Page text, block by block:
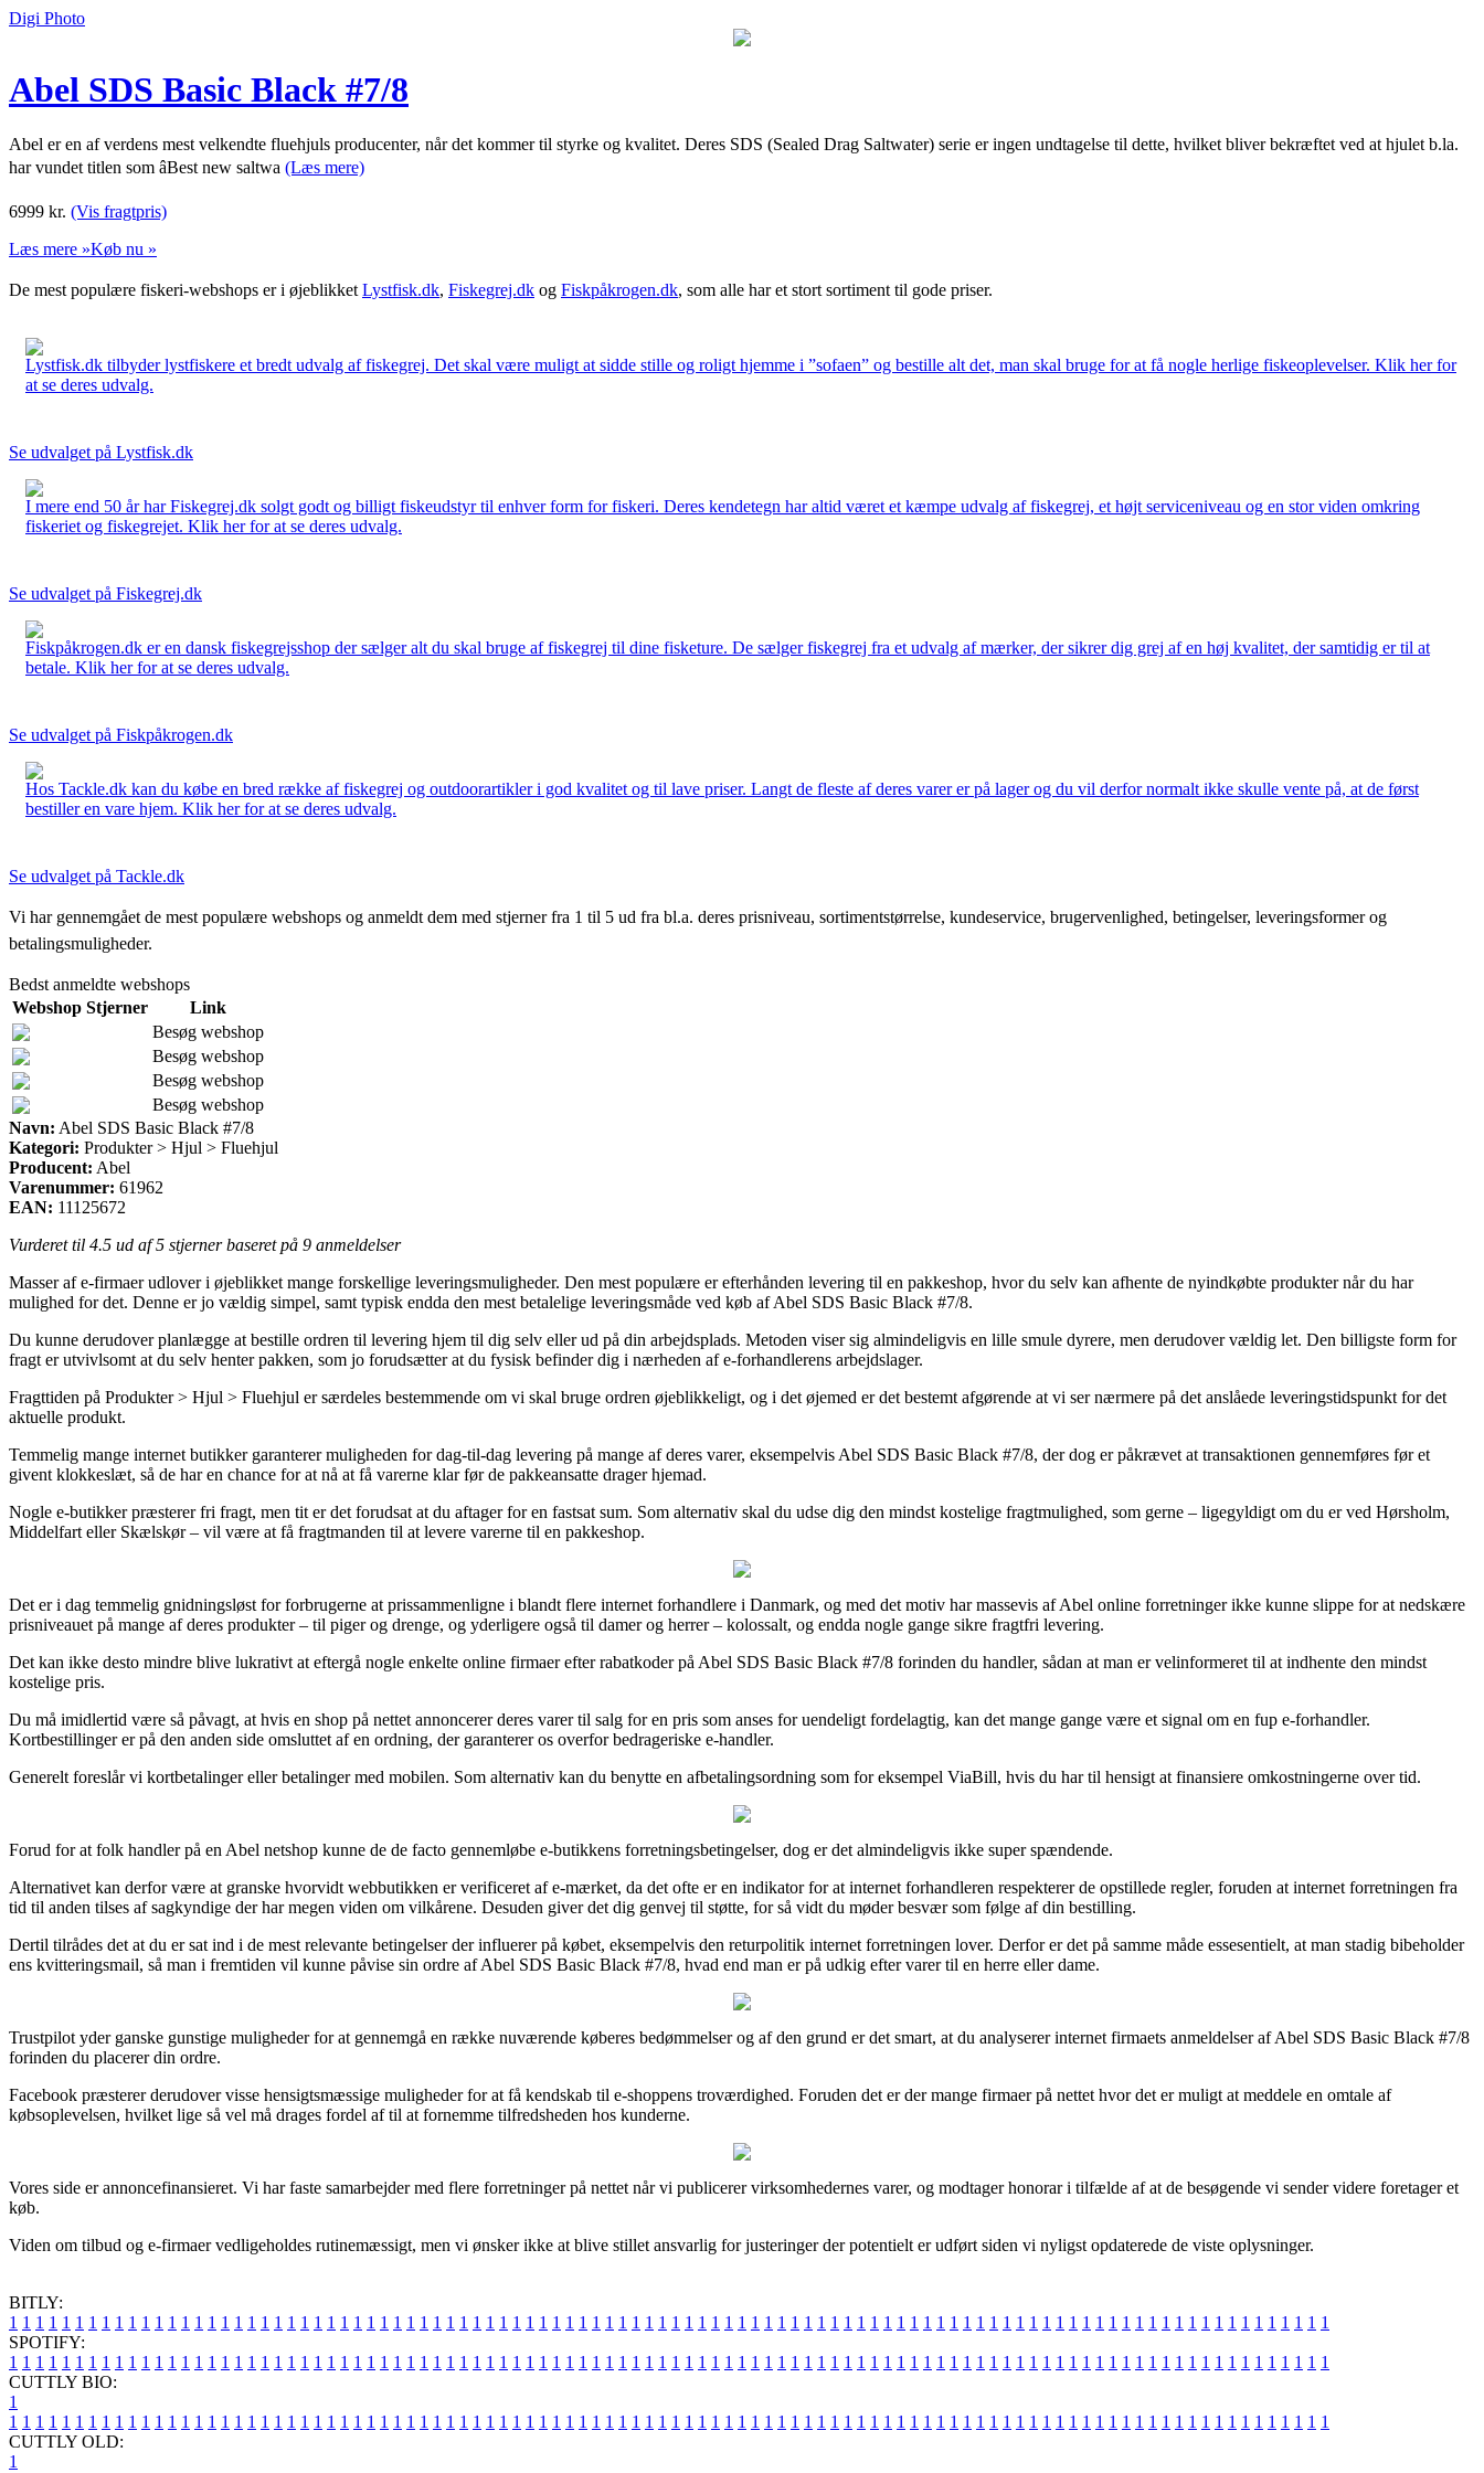
Digi Photo
Abel SDS Basic Black #7/8
Abel er en af verdens mest velkendte fluehjuls producenter, når det kommer til styrke og kvalitet. Deres SDS (Sealed Drag Saltwater) serie er ingen undtagelse til dette, hvilket bliver bekræftet ved at hjulet b.la.
har vundet titlen som âBest new saltwa (Læs mere)
6999 kr. (Vis fragtpris)
Læs mere »Køb nu »
De mest populære fiskeri-webshops er i øjeblikket Lystfisk.dk, Fiskegrej.dk og Fiskpåkrogen.dk, som alle har et stort sortiment til gode priser.
Lystfisk.dk tilbyder lystfiskere et bredt udvalg af fiskegrej. Det skal være muligt at sidde stille og roligt hjemme i ”sofaen” og bestille alt det, man skal bruge for at få nogle herlige fiskeoplevelser. Klik her for
at se deres udvalg.
Se udvalget på Lystfisk.dk
I mere end 50 år har Fiskegrej.dk solgt godt og billigt fiskeudstyr til enhver form for fiskeri. Deres kendetegn har altid været et kæmpe udvalg af fiskegrej, et højt serviceniveau og en stor viden omkring
fiskeriet og fiskegrejet. Klik her for at se deres udvalg.
Se udvalget på Fiskegrej.dk
Fiskpåkrogen.dk er en dansk fiskegrejsshop der sælger alt du skal bruge af fiskegrej til dine fisketure. De sælger fiskegrej fra et udvalg af mærker, der sikrer dig grej af en høj kvalitet, der samtidig er til at
betale. Klik her for at se deres udvalg.
Se udvalget på Fiskpåkrogen.dk
Hos Tackle.dk kan du købe en bred række af fiskegrej og outdoorartikler i god kvalitet og til lave priser. Langt de fleste af deres varer er på lager og du vil derfor normalt ikke skulle vente på, at de først
bestiller en vare hjem. Klik her for at se deres udvalg.
Se udvalget på Tackle.dk
Vi har gennemgået de mest populære webshops og anmeldt dem med stjerner fra 1 til 5 ud fra bl.a. deres prisniveau, sortimentstørrelse, kundeservice, brugervenlighed, betingelser, leveringsformer og
betalingsmuligheder.
Bedst anmeldte webshops
Webshop Stjerner
Link
Besøg webshop
Besøg webshop
Besøg webshop
Besøg webshop
Navn: Abel SDS Basic Black #7/8
Kategori: Produkter > Hjul > Fluehjul
Producent: Abel
Varenummer: 61962
EAN: 11125672
Vurderet til 4.5 ud af 5 stjerner baseret på 9 anmeldelser
Masser af e-firmaer udlover i øjeblikket mange forskellige leveringsmuligheder. Den mest populære er efterhånden levering til en pakkeshop, hvor du selv kan afhente de nyindkøbte produkter når du har
mulighed for det. Denne er jo vældig simpel, samt typisk endda den mest betalelige leveringsmåde ved køb af Abel SDS Basic Black #7/8.
Du kunne derudover planlægge at bestille ordren til levering hjem til dig selv eller ud på din arbejdsplads. Metoden viser sig almindeligvis en lille smule dyrere, men derudover vældig let. Den billigste form for
fragt er utvivlsomt at du selv henter pakken, som jo forudsætter at du fysisk befinder dig i nærheden af e-forhandlerens arbejdslager.
Fragttiden på Produkter > Hjul > Fluehjul er særdeles bestemmende om vi skal bruge ordren øjeblikkeligt, og i det øjemed er det bestemt afgørende at vi ser nærmere på det anslåede leveringstidspunkt for det
aktuelle produkt.
Temmelig mange internet butikker garanterer muligheden for dag-til-dag levering på mange af deres varer, eksempelvis Abel SDS Basic Black #7/8, der dog er påkrævet at transaktionen gennemføres før et
givent klokkeslæt, så de har en chance for at nå at få varerne klar før de pakkeansatte drager hjemad.
Nogle e-butikker præsterer fri fragt, men tit er det forudsat at du aftager for en fastsat sum. Som alternativ skal du udse dig den mindst kostelige fragtmulighed, som gerne – ligegyldigt om du er ved Hørsholm,
Middelfart eller Skælskør – vil være at få fragtmanden til at levere varerne til en pakkeshop.
Det er i dag temmelig gnidningsløst for forbrugerne at prissammenligne i blandt flere internet forhandlere i Danmark, og med det motiv har massevis af Abel online forretninger ikke kunne slippe for at nedskære
prisniveauet på mange af deres produkter – til piger og drenge, og yderligere også til damer og herrer – kolossalt, og endda nogle gange sikre fragtfri levering.
Det kan ikke desto mindre blive lukrativt at eftergå nogle enkelte online firmaer efter rabatkoder på Abel SDS Basic Black #7/8 forinden du handler, sådan at man er velinformeret til at indhente den mindst
kostelige pris.
Du må imidlertid være så påvagt, at hvis en shop på nettet annoncerer deres varer til salg for en pris som anses for uendeligt fordelagtig, kan det mange gange være et signal om en fup e-forhandler.
Kortbestillinger er på den anden side omsluttet af en ordning, der garanterer os overfor bedrageriske e-handler.
Generelt foreslår vi kortbetalinger eller betalinger med mobilen. Som alternativ kan du benytte en afbetalingsordning som for eksempel ViaBill, hvis du har til hensigt at finansiere omkostningerne over tid.
Forud for at folk handler på en Abel netshop kunne de de facto gennemløbe e-butikkens forretningsbetingelser, dog er det almindeligvis ikke super spændende.
Alternativet kan derfor være at granske hvorvidt webbutikken er verificeret af e-mærket, da det ofte er en indikator for at internet forhandleren respekterer de opstillede regler, foruden at internet forretningen fra
tid til anden tilses af sagkyndige der har megen viden om vilkårene. Desuden giver det dig genvej til støtte, for så vidt du møder besvær som følge af din bestilling.
Dertil tilrådes det at du er sat ind i de mest relevante betingelser der influerer på købet, eksempelvis den returpolitik internet forretningen lover. Derfor er det på samme måde essesentielt, at man stadig bibeholder
ens kvitteringsmail, så man i fremtiden vil kunne påvise sin ordre af Abel SDS Basic Black #7/8, hvad end man er på udkig efter varer til en herre eller dame.
Trustpilot yder ganske gunstige muligheder for at gennemgå en række nuværende køberes bedømmelser og af den grund er det smart, at du analyserer internet firmaets anmeldelser af Abel SDS Basic Black #7/8
forinden du placerer din ordre.
Facebook præsterer derudover visse hensigtsmæssige muligheder for at få kendskab til e-shoppens troværdighed. Foruden det er der mange firmaer på nettet hvor det er muligt at meddele en omtale af
købsoplevelsen, hvilket lige så vel må drages fordel af til at fornemme tilfredsheden hos kunderne.
Vores side er annoncefinansieret. Vi har faste samarbejder med flere forretninger på nettet når vi publicerer virksomhedernes varer, og modtager honorar i tilfælde af at de besøgende vi sender videre foretager et
køb.
Viden om tilbud og e-firmaer vedligeholdes rutinemæssigt, men vi ønsker ikke at blive stillet ansvarlig for justeringer der potentielt er udført siden vi nyligst opdaterede de viste oplysninger.
BITLY:
1 1 1 1 1 1 1 1 1 1 1 1 1 1 1 1 1 1 1 1 1 1 1 1 1 1 1 1 1 1 1 1 1 1 1 1 1 1 1 1 1 1 1 1 1 1 1 1 1 1 1 1 1 1 1 1 1 1 1 1 1 1 1 1 1 1 1 1 1 1 1 1 1 1 1 1 1 1 1 1 1 1 1 1 1 1 1 1 1 1 1 1 1 1 1 1 1 1 1 1
SPOTIFY:
1 1 1 1 1 1 1 1 1 1 1 1 1 1 1 1 1 1 1 1 1 1 1 1 1 1 1 1 1 1 1 1 1 1 1 1 1 1 1 1 1 1 1 1 1 1 1 1 1 1 1 1 1 1 1 1 1 1 1 1 1 1 1 1 1 1 1 1 1 1 1 1 1 1 1 1 1 1 1 1 1 1 1 1 1 1 1 1 1 1 1 1 1 1 1 1 1 1 1 1
CUTTLY BIO:
1
1 1 1 1 1 1 1 1 1 1 1 1 1 1 1 1 1 1 1 1 1 1 1 1 1 1 1 1 1 1 1 1 1 1 1 1 1 1 1 1 1 1 1 1 1 1 1 1 1 1 1 1 1 1 1 1 1 1 1 1 1 1 1 1 1 1 1 1 1 1 1 1 1 1 1 1 1 1 1 1 1 1 1 1 1 1 1 1 1 1 1 1 1 1 1 1 1 1 1 1
CUTTLY OLD:
1